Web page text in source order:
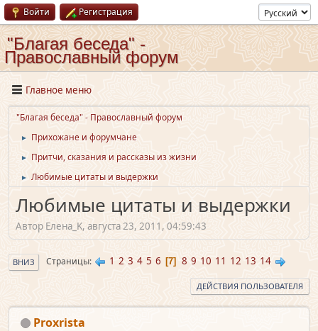
Войти Регистрация
"Благая беседа" -
Православный форум
Главное меню
"Благая беседа" - Православный форум
► Прихожане и форумчане
► Притчи, сказания и рассказы из жизни
► Любимые цитаты и выдержки
Любимые цитаты и выдержки
Автор Елена_K, августа 23, 2011, 04:59:43
ВНИЗ Страницы 1 2 3 4 5 6 7 8 9 10 11 12 13 14
ДЕЙСТВИЯ ПОЛЬЗОВАТЕЛЯ
Proxrista